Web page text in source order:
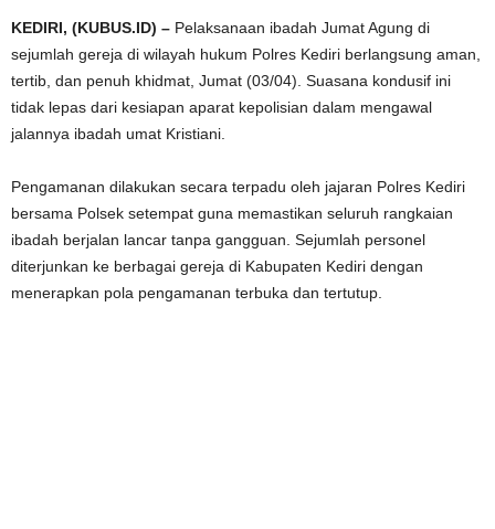
KEDIRI, (KUBUS.ID) – Pelaksanaan ibadah Jumat Agung di
sejumlah gereja di wilayah hukum Polres Kediri berlangsung aman,
tertib, dan penuh khidmat, Jumat (03/04). Suasana kondusif ini
tidak lepas dari kesiapan aparat kepolisian dalam mengawal
jalannya ibadah umat Kristiani.
Pengamanan dilakukan secara terpadu oleh jajaran Polres Kediri
bersama Polsek setempat guna memastikan seluruh rangkaian
ibadah berjalan lancar tanpa gangguan. Sejumlah personel
diterjunkan ke berbagai gereja di Kabupaten Kediri dengan
menerapkan pola pengamanan terbuka dan tertutup.